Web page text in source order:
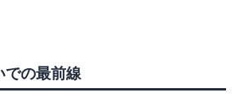
での最前線